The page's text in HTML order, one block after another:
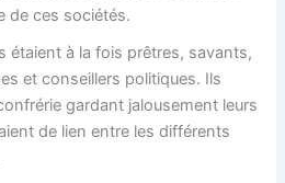
de ces sociétés.
étaient à la fois prêtres, savants,
et conseillers politiques. Ils
gardant jalousement leurs
de lien entre les différents